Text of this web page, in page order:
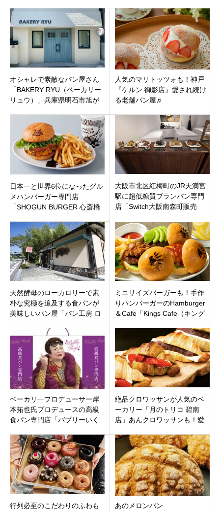
オシャレで素敵なパン屋さん
「BAKERY RYU（ベーカリー
リュウ）」兵庫県明石市旭が
人気のマリトッツォも！神戸
『ケルン 御影店』愛され続け
る老舗パン屋♬
日本一と世界6位になったグル
メハンバーガー専門店
「SHOGUN BURGER 心斎橋
にオープン
大阪市北区紅梅町のJR天満宮
駅に超低糖質ブランパン専門
店「Switch大阪南森町販売
て来ました
天然酵母のローカロリーで素
朴な究極を追及する食パンが
美味しいパン屋「パン工房 ロ
ミニサイズバーガーも！手作
りハンバーガーのHamburger
＆Cafe「Kings Cafe（キング
Uber Eats 出前館OK!東京都目
黒区 中目黒
ベーカリ―プロデューサー岸
本拓也氏プロデュースの高級
食パン専門店「バブリーいく
くに3月27日オープンです。
絶品クロワッサンが人気のベ
ーカリー「月のトリコ 碧南
店」あんクロワッサンも！愛
ープン。
行列必至のこだわりのふわも
あのメロンパン